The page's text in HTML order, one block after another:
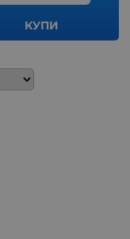
КУПИ